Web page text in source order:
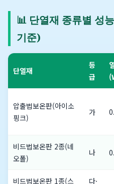
📊 단열재 종류별 성
기준)
단열재
등
급
압출법보온판(아이소
핑크)
가
비드법보온판 2종(네
오폴)
나
비드법보온판 1종(스
다·